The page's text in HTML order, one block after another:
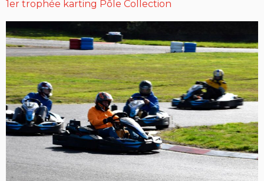
1er trophée karting Pôle Collection